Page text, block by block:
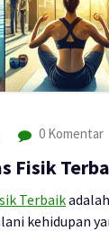
0 Komentar
Fisik
Terbaik
kehidupan